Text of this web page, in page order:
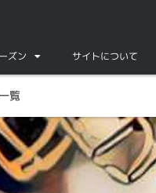
ズン サイトについて
覧